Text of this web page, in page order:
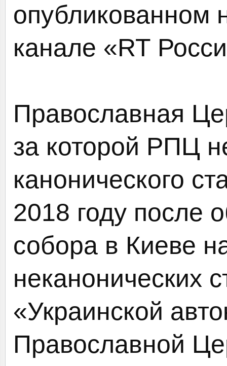
опубликованном
канале «RT
Православная
за которой РПЦ
канонического
2018 году после
собора в Киеве
неканонических
«Украинской
Православной